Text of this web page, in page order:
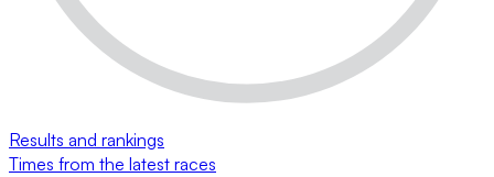
Results and rankings
Times from the latest races